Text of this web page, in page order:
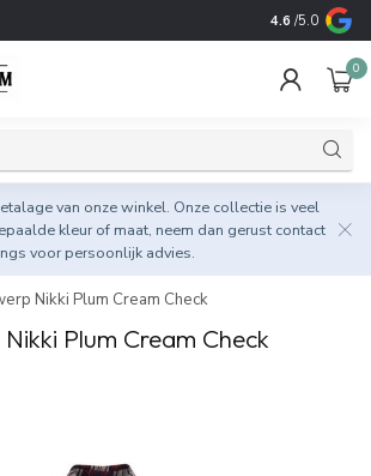
Open van
4.6 /5.0
0
van onze winkel. Onze collectie is veel
kleur of maat, neem dan gerust contact
voor persoonlijk advies.
Nikki Plum Cream Check
Plum Cream Check